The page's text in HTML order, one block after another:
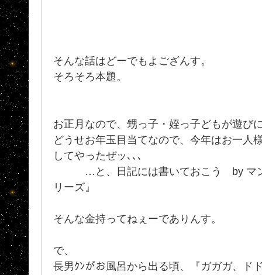
そんな話はどーでもよござんす。
そろそろ本題。
お正月なので、甥っ子・姪っ子どもが遊び
どうせお年玉目当てなので、今年はお一人
してやったぜッ､､､
…と、日記には書いておこう by マン
リーズ』
そんな金持ってねぇーでありんす。
で、
長男ｸﾝがお風呂から出る頃、『ガガガ、ド